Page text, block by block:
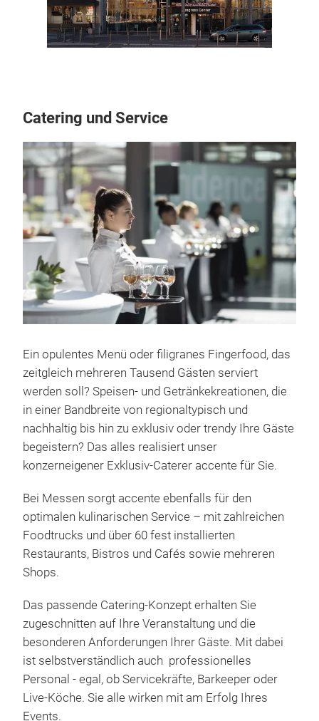
Catering und Service
Ein opulentes Menü oder filigranes Fingerfood, das
zeitgleich mehreren Tausend Gästen serviert
werden soll? Speisen- und Getränkekreationen, die
in einer Bandbreite von regionaltypisch und
nachhaltig bis hin zu exklusiv oder trendy Ihre Gäste
begeistern? Das alles realisiert unser
konzerneigener Exklusiv-Caterer accente für Sie.
Bei Messen sorgt accente ebenfalls für den
optimalen kulinarischen Service – mit zahlreichen
Foodtrucks und über 60 fest installierten
Restaurants, Bistros und Cafés sowie mehreren
Shops.
Das passende Catering-Konzept erhalten Sie
zugeschnitten auf Ihre Veranstaltung und die
besonderen Anforderungen Ihrer Gäste. Mit dabei
ist selbstverständlich auch professionelles
Personal - egal, ob Servicekräfte, Barkeeper oder
Live-Köche. Sie alle wirken mit am Erfolg Ihres
Events.